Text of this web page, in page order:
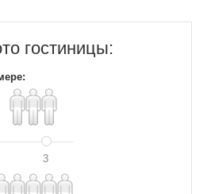
гостиницы:
3